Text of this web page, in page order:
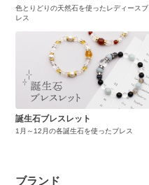
色とりどりの天然石を使ったレディースブ
レス
誕生石ブレスレット
1月～12月の各誕生石を使ったブレス
ブランド